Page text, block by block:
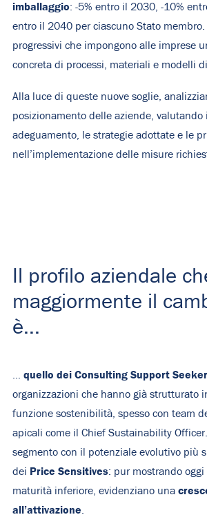
imballaggio: -5% entro il 2030, -10%
entro il 2040 per ciascuno Stato
progressivi che impongono alle imprese
concreta di processi, materiali e modelli
Alla luce di queste nuove soglie,
posizionamento delle aziende, valutando
adeguamento, le strategie adottate e le
nell’implementazione delle misure
Il profilo aziendale
maggiormente il
è...
quello dei Consulting Support
organizzazioni che hanno già strutturato
funzione sostenibilità, spesso con team
apicali come il Chief Sustainability
segmento con il potenziale evolutivo più
dei Price Sensitives: pur mostrando
maturità inferiore, evidenziano una
all’attivazione